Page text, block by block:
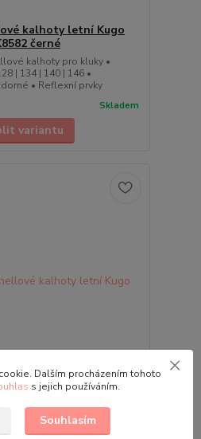
kalhoty letní Kugo
černé
kalhoty pro kluky •
| 134 | 140 | 146 •
• Reflexní prvky
Skladem
variantu
kalhoty letní Kugo
šedé
Dalším procházením tohoto
s jejich používáním.
Souhlasím